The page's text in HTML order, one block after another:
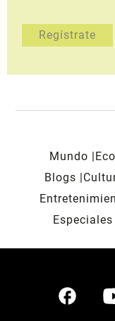
Mundo
Blogs